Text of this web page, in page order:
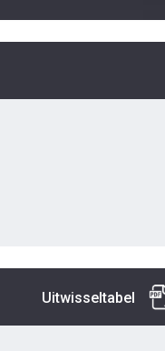
Uitwisseltabel